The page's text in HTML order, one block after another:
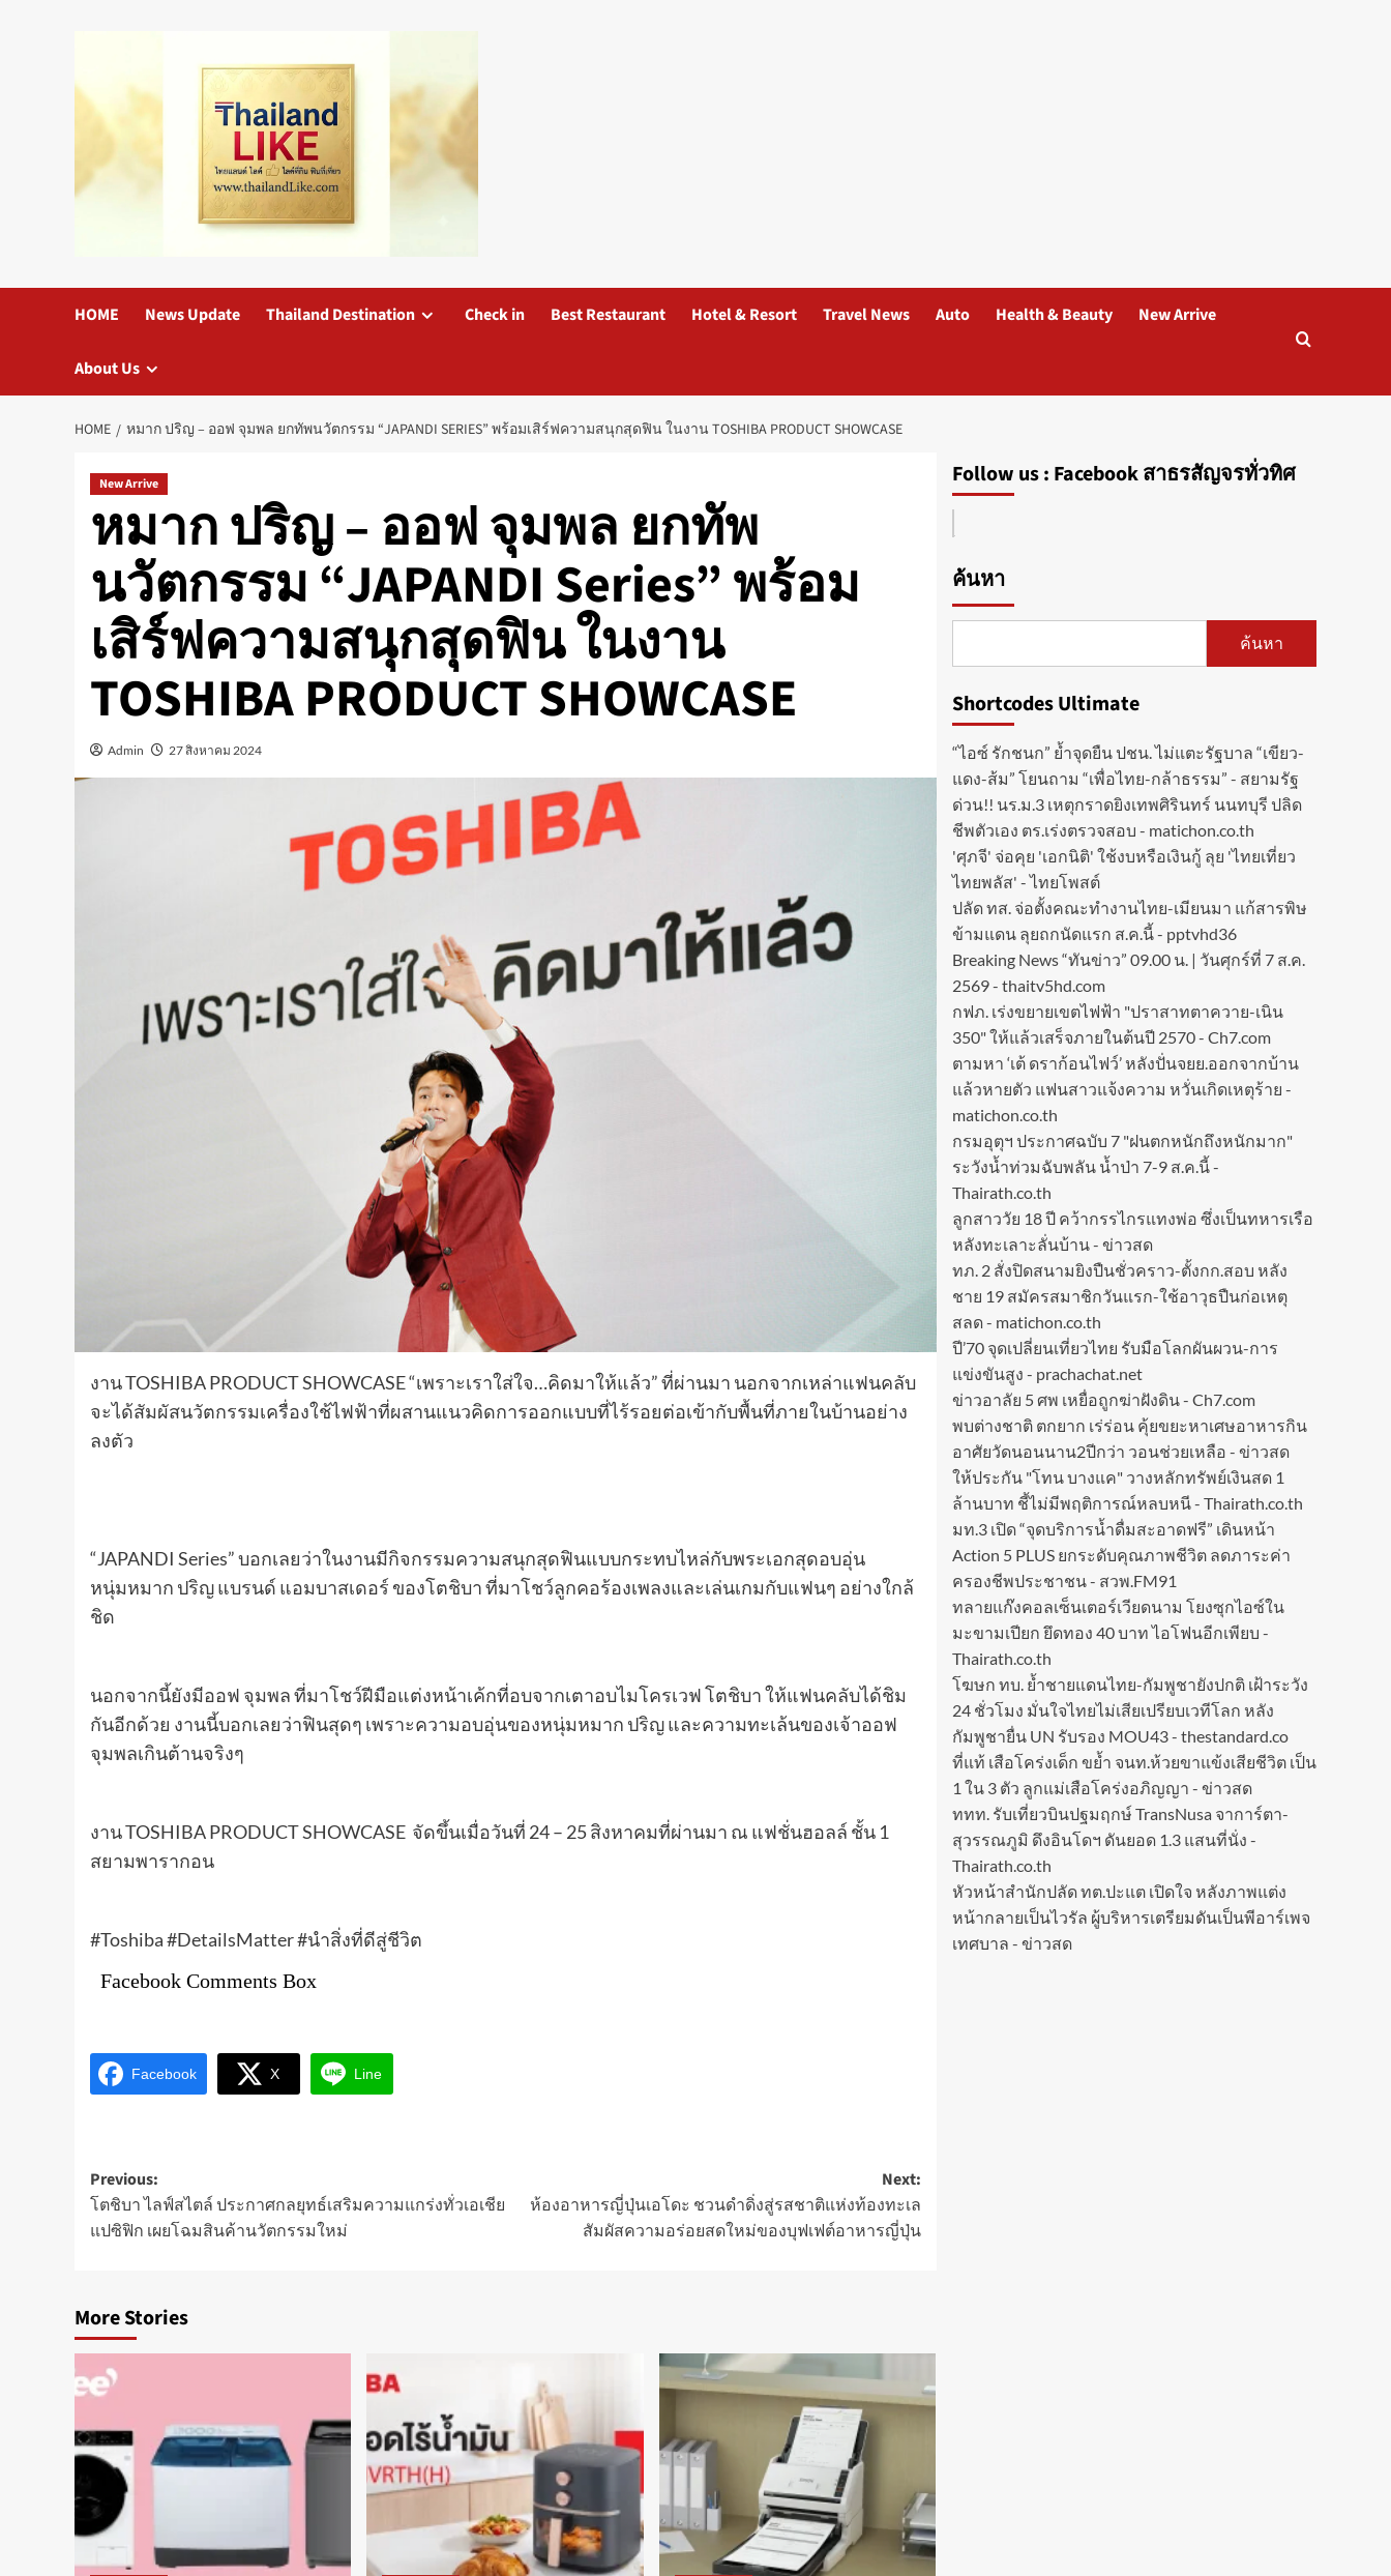
HOME News Update Thailand Destination Check in Best Restaurant Hotel & Resort Travel News Auto Health & Beauty New Arrive
About Us
HOME หมาก ปริญ – ออฟ จุมพล ยกทัพนวัตกรรม “JAPANDI SERIES” พร้อมเสิร์ฟความสนุกสุดฟิน ในงาน TOSHIBA PRODUCT SHOWCASE
New Arrive
หมาก ปริญ – ออฟ จุมพล ยกทัพ
นวัตกรรม “JAPANDI Series” พร้อม
เสิร์ฟความสนุกสุดฟิน ในงาน
TOSHIBA PRODUCT SHOWCASE
Admin 27 สิงหาคม 2024
งาน TOSHIBA PRODUCT SHOWCASE “เพราะเราใส่ใจ…คิดมาให้แล้ว” ที่ผ่านมา นอกจากเหล่าแฟนคลับ
จะได้สัมผัสนวัตกรรมเครื่องใช้ไฟฟ้าที่ผสานแนวคิดการออกแบบที่ไร้รอยต่อเข้ากับพื้นที่ภายในบ้านอย่าง
ลงตัว
“JAPANDI Series” บอกเลยว่าในงานมีกิจกรรมความสนุกสุดฟินแบบกระทบไหล่กับพระเอกสุดอบอุ่น
หนุ่มหมาก ปริญ แบรนด์ แอมบาสเดอร์ ของโตชิบา ที่มาโชว์ลูกคอร้องเพลงและเล่นเกมกับแฟนๆ อย่างใกล้
ชิด
นอกจากนี้ยังมีออฟ จุมพล ที่มาโชว์ฝีมือแต่งหน้าเค้กที่อบจากเตาอบไมโครเวฟ โตชิบา ให้แฟนคลับได้ชิม
กันอีกด้วย งานนี้บอกเลยว่าฟินสุดๆ เพราะความอบอุ่นของหนุ่มหมาก ปริญ และความทะเล้นของเจ้าออฟ
จุมพลเกินต้านจริงๆ
งาน TOSHIBA PRODUCT SHOWCASE จัดขึ้นเมื่อวันที่ 24 – 25 สิงหาคมที่ผ่านมา ณ แฟชั่นฮอลล์ ชั้น 1
สยามพารากอน
#Toshiba #DetailsMatter #นำสิ่งที่ดีสู่ชีวิต
Facebook Comments Box
Facebook X Line
Post
navigation
Previous:
โตชิบา ไลฟ์สไตล์ ประกาศกลยุทธ์เสริมความแกร่งทั่วเอเชีย
แปซิฟิก เผยโฉมสินค้านวัตกรรมใหม่
Next:
ห้องอาหารญี่ปุ่นเอโดะ ชวนดำดิ่งสู่รสชาติแห่งท้องทะเล
สัมผัสความอร่อยสดใหม่ของบุฟเฟต์อาหารญี่ปุ่น
More Stories
Follow us : Facebook สาธรสัญจรทั่วทิศ
ค้นหา
ค้นหา
Shortcodes Ultimate
“ไอซ์ รักชนก” ย้ำจุดยืน ปชน. ไม่แตะรัฐบาล “เขียว-
แดง-ส้ม” โยนถาม “เพื่อไทย-กล้าธรรม” - สยามรัฐ
ด่วน!! นร.ม.3 เหตุกราดยิงเทพศิรินทร์ นนทบุรี ปลิด
ชีพตัวเอง ตร.เร่งตรวจสอบ - matichon.co.th
'ศุภจี' จ่อคุย 'เอกนิติ' ใช้งบหรือเงินกู้ ลุย 'ไทยเที่ยว
ไทยพลัส' - ไทยโพสต์
ปลัด ทส. จ่อตั้งคณะทำงานไทย-เมียนมา แก้สารพิษ
ข้ามแดน ลุยถกนัดแรก ส.ค.นี้ - pptvhd36
Breaking News “ทันข่าว” 09.00 น. | วันศุกร์ที่ 7 ส.ค.
2569 - thaitv5hd.com
กฟภ. เร่งขยายเขตไฟฟ้า "ปราสาทตาควาย-เนิน
350" ให้แล้วเสร็จภายในต้นปี 2570 - Ch7.com
ตามหา ‘เต้ ดราก้อนไฟว์’ หลังปั่นจยย.ออกจากบ้าน
แล้วหายตัว แฟนสาวแจ้งความ หวั่นเกิดเหตุร้าย -
matichon.co.th
กรมอุตุฯ ประกาศฉบับ 7 "ฝนตกหนักถึงหนักมาก"
ระวังน้ำท่วมฉับพลัน น้ำป่า 7-9 ส.ค.นี้ -
Thairath.co.th
ลูกสาววัย 18 ปี คว้ากรรไกรแทงพ่อ ซึ่งเป็นทหารเรือ
หลังทะเลาะลั่นบ้าน - ข่าวสด
ทภ. 2 สั่งปิดสนามยิงปืนชั่วคราว-ตั้งกก.สอบ หลัง
ชาย 19 สมัครสมาชิกวันแรก-ใช้อาวุธปืนก่อเหตุ
สลด - matichon.co.th
ปี’70 จุดเปลี่ยนเที่ยวไทย รับมือโลกผันผวน-การ
แข่งขันสูง - prachachat.net
ข่าวอาลัย 5 ศพ เหยื่อถูกฆ่าฝังดิน - Ch7.com
พบต่างชาติ ตกยาก เร่ร่อน คุ้ยขยะหาเศษอาหารกิน
อาศัยวัดนอนนาน2ปีกว่า วอนช่วยเหลือ - ข่าวสด
ให้ประกัน "โทน บางแค" วางหลักทรัพย์เงินสด 1
ล้านบาท ชี้ไม่มีพฤติการณ์หลบหนี - Thairath.co.th
มท.3 เปิด “จุดบริการน้ำดื่มสะอาดฟรี” เดินหน้า
Action 5 PLUS ยกระดับคุณภาพชีวิต ลดภาระค่า
ครองชีพประชาชน - สวพ.FM91
ทลายแก๊งคอลเซ็นเตอร์เวียดนาม โยงซุกไอซ์ใน
มะขามเปียก ยึดทอง 40 บาท ไอโฟนอีกเพียบ -
Thairath.co.th
โฆษก ทบ. ย้ำชายแดนไทย-กัมพูชายังปกติ เฝ้าระวัง
24 ชั่วโมง มั่นใจไทยไม่เสียเปรียบเวทีโลก หลัง
กัมพูชายื่น UN รับรอง MOU43 - thestandard.co
ที่แท้ เสือโคร่งเด็ก ขย้ำ จนท.ห้วยขาแข้งเสียชีวิต เป็น
1 ใน 3 ตัว ลูกแม่เสือโคร่งอภิญญา - ข่าวสด
ททท. รับเที่ยวบินปฐมฤกษ์ TransNusa จาการ์ตา-
สุวรรณภูมิ ดึงอินโดฯ ดันยอด 1.3 แสนที่นั่ง -
Thairath.co.th
หัวหน้าสำนักปลัด ทต.ปะแต เปิดใจ หลังภาพแต่ง
หน้ากลายเป็นไวรัล ผู้บริหารเตรียมดันเป็นพีอาร์เพจ
เทศบาล - ข่าวสด